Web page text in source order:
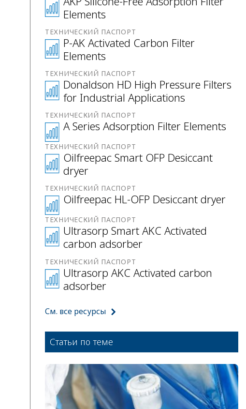
Elements
ТЕХНИЧЕСКИЙ ПАСПОРТ
P-AK Activated Carbon Filter
Elements
ТЕХНИЧЕСКИЙ ПАСПОРТ
Donaldson HD High Pressure Filters
for Industrial Applications
ТЕХНИЧЕСКИЙ ПАСПОРТ
A Series Adsorption Filter Elements
ТЕХНИЧЕСКИЙ ПАСПОРТ
Oilfreepac Smart OFP Desiccant
dryer
ТЕХНИЧЕСКИЙ ПАСПОРТ
Oilfreepac HL-OFP Desiccant dryer
ТЕХНИЧЕСКИЙ ПАСПОРТ
Ultrasorp Smart AKC Activated
carbon adsorber
ТЕХНИЧЕСКИЙ ПАСПОРТ
Ultrasorp AKC Activated carbon
adsorber
См. все ресурсы
Статьи по теме